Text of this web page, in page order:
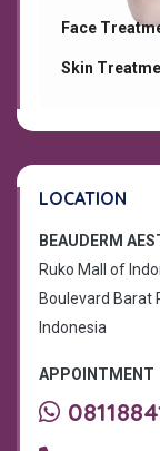
Face
Skin
LOCATION
BEAUDERM
Ruko Mall of
Boulevard Barat
Indonesia
APPOINTMENT